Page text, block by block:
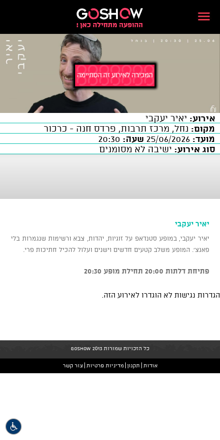
אירוע: יאיר יעקבי
מקום: נחל, מרכז תרבות, פרדס חנה - כרכור
מועד:
שעה:
סוג אירוע: ישיבה לא מסומנים
יאיר יעקבי
יאיר יעקבי, במופע סטנדאפ על זוגיות, יהדות, צבא ורשימות שנגמרות בלי
פאנצ'. המופע משלב קטעים חדשים וישנים ועלול להכיל חתיכות פרי.
פתיחת דלתות 20:00 תחילת מופע 20:30
הגדרות נגישות לא הוגדרו לאירוע הזה.
כל הזכויות שמורות GoShow 2013
אודות תקנון מדיניות פרטיות צור קשר